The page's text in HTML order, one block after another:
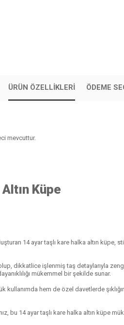
ÜRÜN ÖZELLIKLERI ÖDEME
mevcuttur.
Küpe
14 ayar taşlı kare halka altın küpe,
dikkatlice işlenmiş taş detaylarıyla
mükemmel bir şekilde sunar.
kullanımda hem de özel davetlerde
bu 14 ayar taşlı kare halka altın küpe